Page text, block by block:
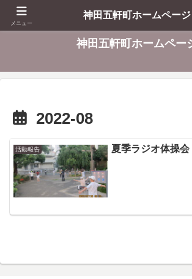
東京都千代田区
神田五軒町ホームペー
2022-08
活動報告 夏季ラジオ体操会
メニュー
神田五軒町ホームページ